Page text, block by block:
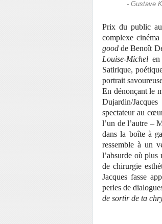
- Gustave
Prix du public
complexe
good de Benoît
Louise-Michel
Satirique,
portrait
En dénonçant le
Dujardin/
spectateur au
l’un de l’autre –
dans la boîte à
ressemble à un
l’absurde où
de chirurgie
Jacques fasse
perles de
de sortir de ta